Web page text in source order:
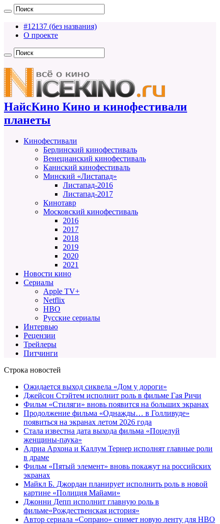
#12137 (без названия)
О проекте
НайсКино Кино и кинофестивали
планеты
Кинофестивали
Берлинский кинофестиваль
Венецианский кинофестиваль
Каннский кинофестиваль
Минский «Листапад»
Листапад-2016
Листапад-2017
Кинотавр
Московский кинофестиваль
2016
2017
2018
2019
2020
2021
Новости кино
Сериалы
Apple TV+
Netflix
HBO
Русские сериалы
Интервью
Рецензии
Трейлеры
Питчинги
Строка новостей
Ожидается выход сиквела «Дом у дороги»
Джейсон Стэйтем исполнит роль в фильме Гая Ричи
Фильм «Стиляги» вновь появится на больших экранах
Продолжение фильма «Однажды… в Голливуде»
появиться на экранах летом 2026 года
Стала известна дата выхода фильма «Поцелуй
женщины-паука»
Адриа Архона и Каллум Тернер исполнят главные роли
в драме
Фильм «Пятый элемент» вновь покажут на российских
экранах
Майкл Б. Джордан планирует исполнить роль в новой
картине «Полиция Майами»
Джонни Депп исполнит главную роль в
фильме«Рождественская история»
Автор сериала «Сопрано» снимет новую ленту для HBO